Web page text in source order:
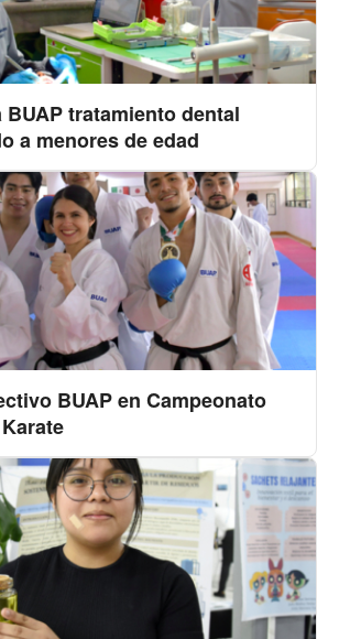
tratamiento dental
a menores de edad
BUAP en Campeonato